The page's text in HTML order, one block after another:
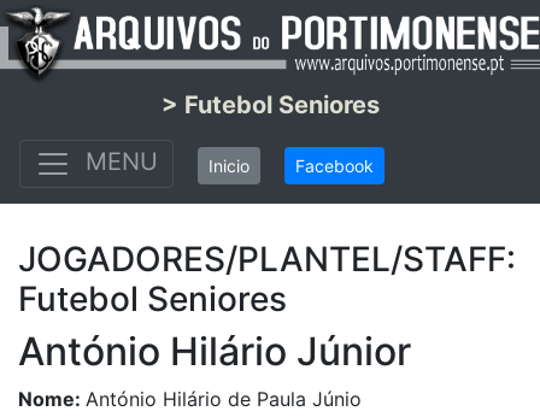
> Futebol Seniores
MENU
Inicio Facebook
JOGADORES/PLANTEL/STAFF:
Futebol Seniores
António Hilário Júnior
Nome: António Hilário de Paula Júnio